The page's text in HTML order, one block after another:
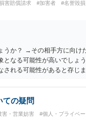
害賠償請求 #加害者 #名誉毀損
うか？ →その相手方に向け
なる可能性が高いでしょ
れる可能性があると存じ
。 また、された場合賠償
で様々でしょう。裁判外
の疑問
害・営業妨害 #個人・プライベー